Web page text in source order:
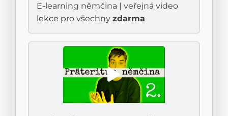
E-learning němčina | veřejná video
lekce pro všechny zdarma